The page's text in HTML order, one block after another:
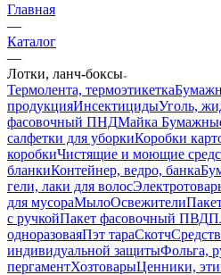
Главная
—
Каталог
—
Лотки, ланч-боксы
Термолента, термоэтикетка
продукцияИнсектицидыУголь,
фасовочный ПНДМайка
салфетки для уборкиКоробки
коробкиЧистящие и моющие
бланкиКонтейнер, ведро, банка
гели, лаки для волос
для мусораМылоОсвежители
с ручкойПакет фасовочный ПВД
одноразоваяПэт тараСкотч
индивидуальной защитыФольга,
пергаментХозтоварыЦенники,